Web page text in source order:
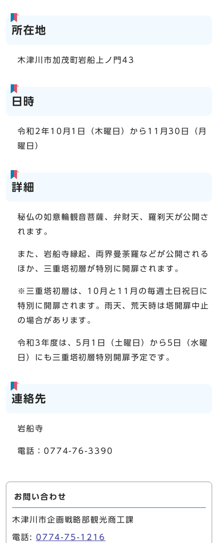
所在地
木津川市加茂町岩船上ノ門43
日時
令和2年10月1日（木曜日）から11月30日（月
曜日）
詳細
秘仏の如意輪観音菩薩、弁財天、羅刹天が公開さ
れます。
また、岩船寺縁起、両界曼荼羅などが公開される
ほか、三重塔初層が特別に開扉されます。
※三重塔初層は、10月と11月の毎週土日祝日に
特別に開扉されます。雨天、荒天時は塔開扉中止
の場合があります。
令和3年度は、5月1日（土曜日）から5日（水曜
日）にも三重塔初層特別開扉予定です。
連絡先
岩船寺
電話：0774-76-3390
お問い合わせ
木津川市企画戦略部観光商工課
電話: 0774-75-1216